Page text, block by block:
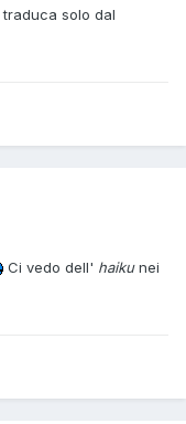
solo dal
Ci vedo dell' haikunei